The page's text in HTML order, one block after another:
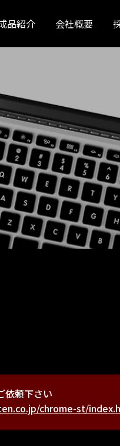
品紹介
う
ルボ
ニア
めっき
会社概要
依頼下さい
chrome-st/